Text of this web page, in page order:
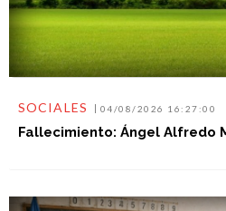
SOCIALES 04/08/2026 16:27:00
Fallecimiento: Ángel Alfredo